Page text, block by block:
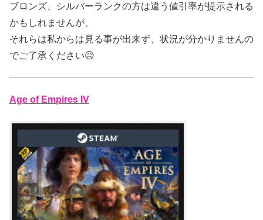
ブロンズ、シルバーランクの方は違う値引率が提示される
かもしれませんが、
それらは私からは見る事が出来ず、状況が分かりませんの
でご了承ください😥
Age of Empires IV